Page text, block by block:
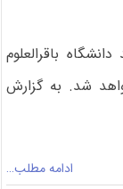
باقرالعلوم
ماه ۱۳۹۵ اعلام خواهد شد. به گزارش
ادامه مطلب…